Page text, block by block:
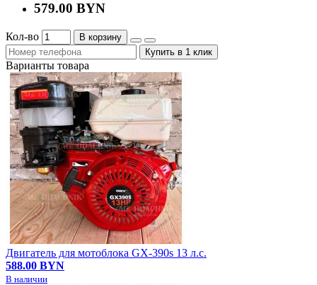
579.00 BYN
Кол-во
В корзину
Купить в 1 клик
Варианты товара
Двигатель для мотоблока GX-390s 13 л.с.
588.00 BYN
В наличии